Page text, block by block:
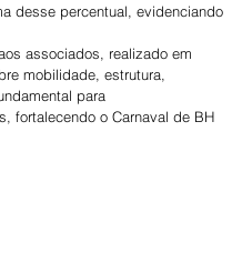
desse percentual, evidenciando
associados, realizado em
mobilidade, estrutura,
para
fortalecendo o Carnaval de BH